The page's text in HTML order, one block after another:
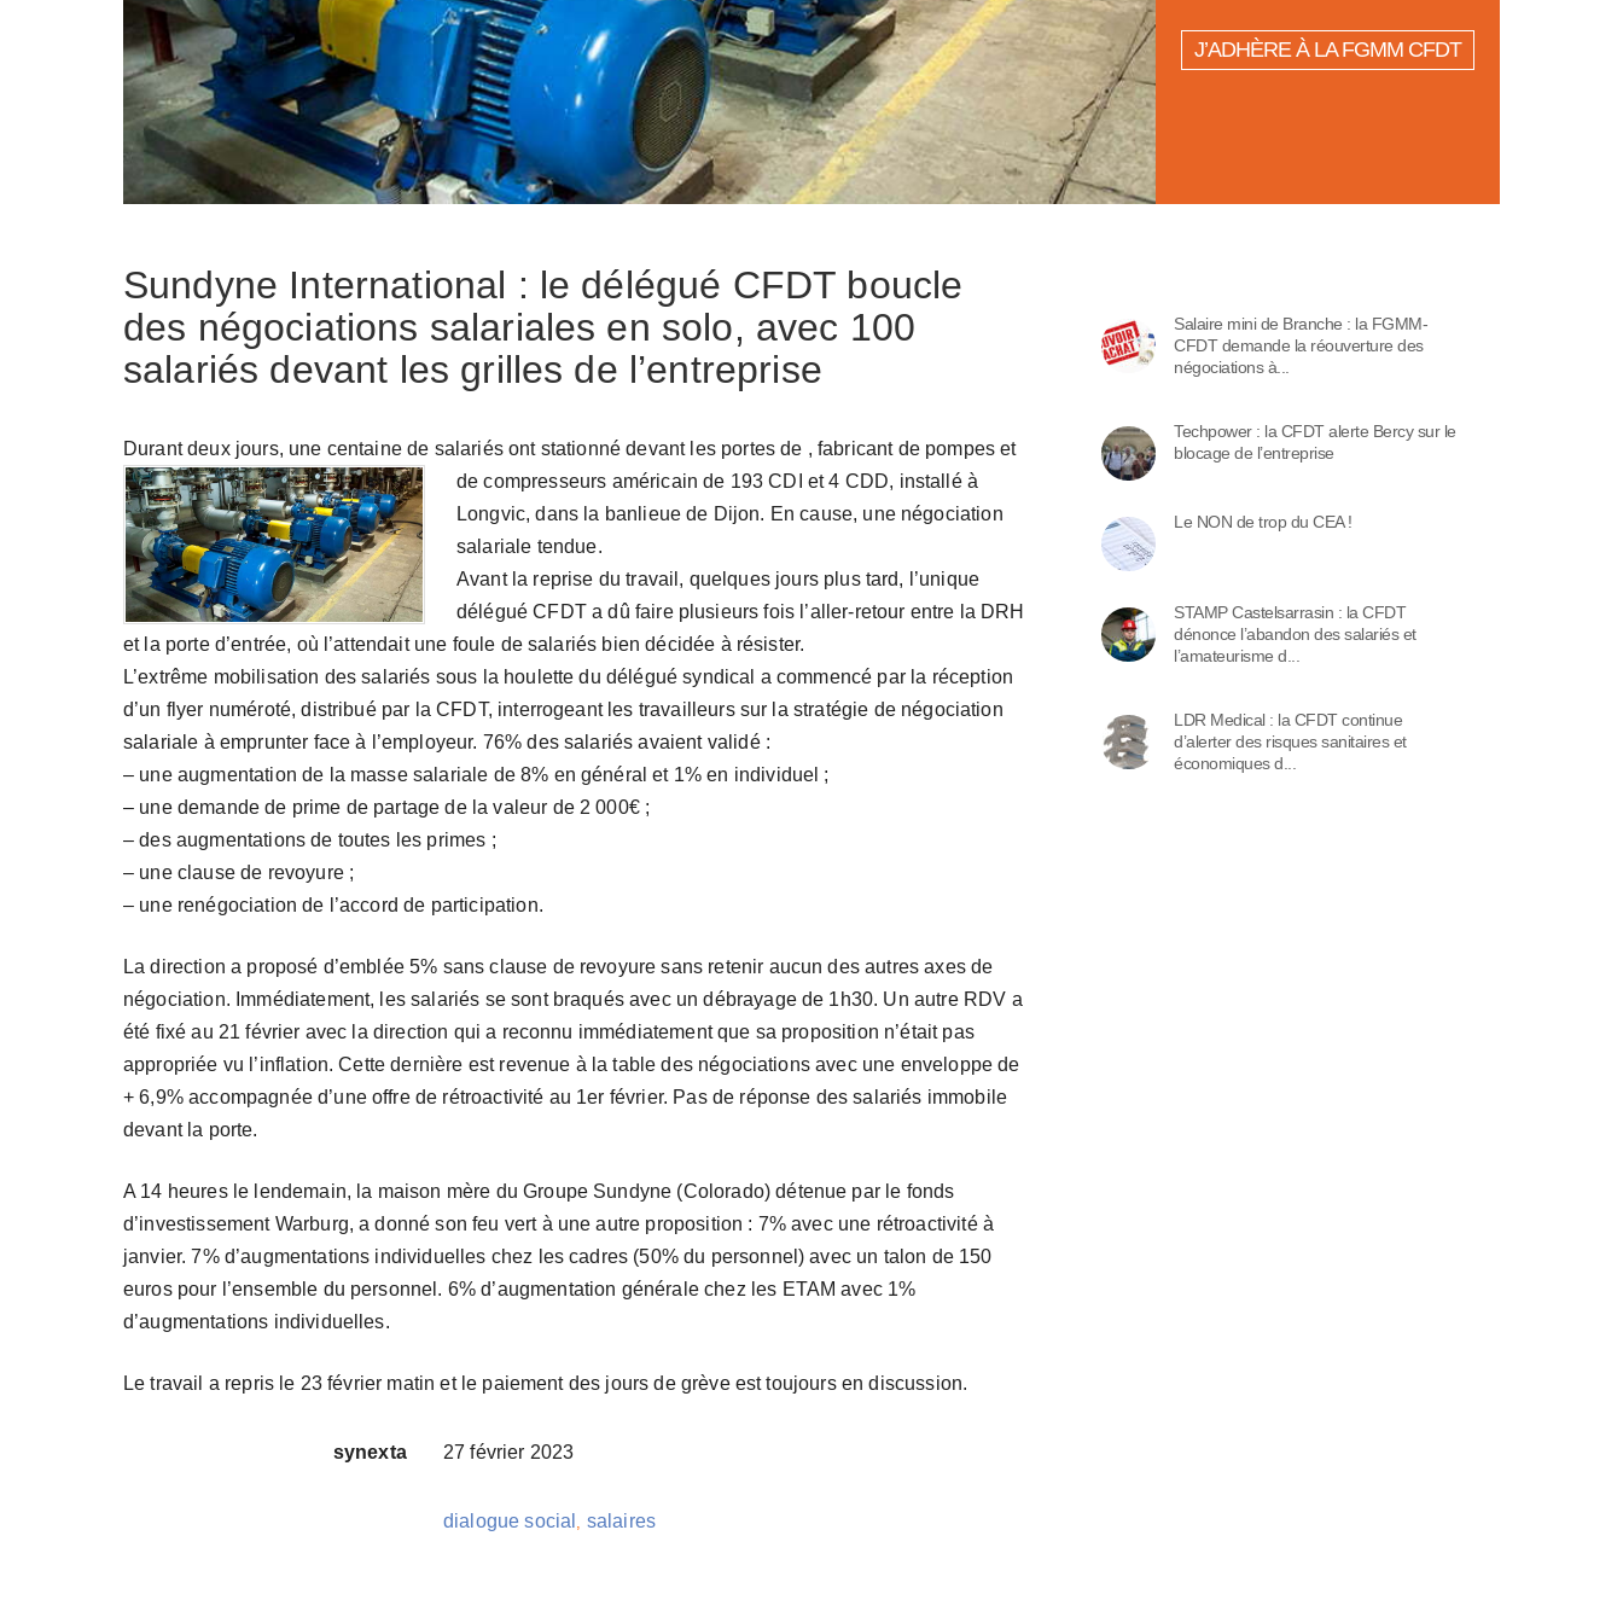
J’ADHÈRE À LA FGMM CFDT
Sundyne International : le délégué CFDT boucle
des négociations salariales en solo, avec 100
salariés devant les grilles de l’entreprise
Durant deux jours, une centaine de salariés ont stationné devant les portes de , fabricant de pompes et
de compresseurs américain de 193 CDI et 4 CDD, installé à
Longvic, dans la banlieue de Dijon. En cause, une négociation
salariale tendue.
Avant la reprise du travail, quelques jours plus tard, l’unique
délégué CFDT a dû faire plusieurs fois l’aller-retour entre la DRH
et la porte d’entrée, où l’attendait une foule de salariés bien décidée à résister.
L’extrême mobilisation des salariés sous la houlette du délégué syndical a commencé par la réception
d’un flyer numéroté, distribué par la CFDT, interrogeant les travailleurs sur la stratégie de négociation
salariale à emprunter face à l’employeur. 76% des salariés avaient validé :
– une augmentation de la masse salariale de 8% en général et 1% en individuel ;
– une demande de prime de partage de la valeur de 2 000€ ;
– des augmentations de toutes les primes ;
– une clause de revoyure ;
– une renégociation de l’accord de participation.
La direction a proposé d’emblée 5% sans clause de revoyure sans retenir aucun des autres axes de
négociation. Immédiatement, les salariés se sont braqués avec un débrayage de 1h30. Un autre RDV a
été fixé au 21 février avec la direction qui a reconnu immédiatement que sa proposition n’était pas
appropriée vu l’inflation. Cette dernière est revenue à la table des négociations avec une enveloppe de
+ 6,9% accompagnée d’une offre de rétroactivité au 1er février. Pas de réponse des salariés immobile
devant la porte.
A 14 heures le lendemain, la maison mère du Groupe Sundyne (Colorado) détenue par le fonds
d’investissement Warburg, a donné son feu vert à une autre proposition : 7% avec une rétroactivité à
janvier. 7% d’augmentations individuelles chez les cadres (50% du personnel) avec un talon de 150
euros pour l’ensemble du personnel. 6% d’augmentation générale chez les ETAM avec 1%
d’augmentations individuelles.
Le travail a repris le 23 février matin et le paiement des jours de grève est toujours en discussion.
synexta 27 février 2023
dialogue social salaires
Salaire mini de Branche : la FGMM-
CFDT demande la réouverture des
négociations à...
Techpower : la CFDT alerte Bercy sur le
blocage de l’entreprise
Le NON de trop du CEA !
STAMP Castelsarrasin : la CFDT
dénonce l’abandon des salariés et
l’amateurisme d...
LDR Medical : la CFDT continue
d’alerter des risques sanitaires et
économiques d...